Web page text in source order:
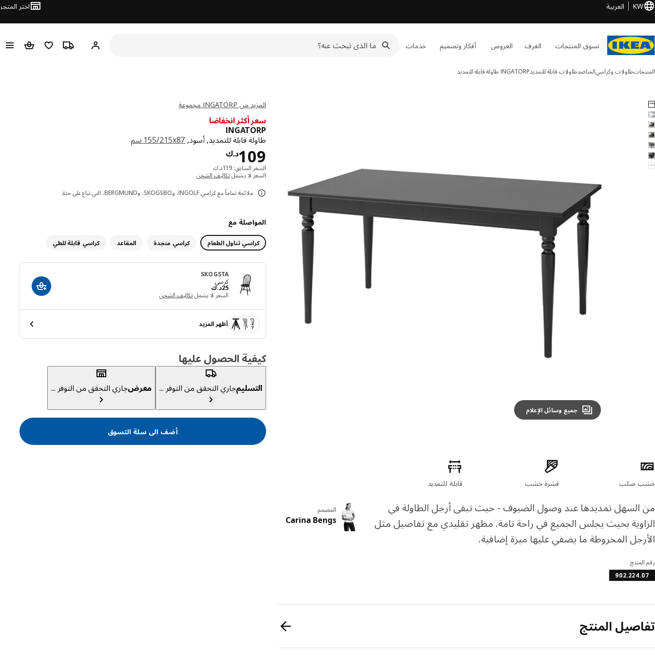
KW العربية اختر المتجر
تسوق المنتجات الغرف العروض أفكار وتصميم خدمات مرحباً! تسجيل الدخول
ترتيب المسارقائمه التسوق
عربة
المنتجاتطاولات وكراسيالمناضدطاولات قابلة للتمديدINGATORP طاولة قابلة للتمديد
7 INGATORP الصور الصور
Image zoomed out, normal view
جميع وسائل الإعلام
المزيد من INGATORP مجموعة
سعر أكثر انخفاضا
INGATORP
طاولة قابلة للتمديد, أسود, ‎155/215x87 سم‏
د.ك109
السعر السابق: ‭119‬د.ك
السعر لا يشمل تكاليف الشحن
ملائمة تماماً مع كراسي INGOLF، وSKOGSBO، وBERGMUND، التي تباع على حدة.
المواصلة مع
كراسي تناول الطعام كراسي منجدة المقاعد كراسي قابلة للطي
SKOGSTA
كرسي
د.ك25
السعر لا يشمل تكاليف الشحن
أضف الى سلة
أظهر المزيد
كيفية الحصول عليها
التسليمجاري التحقق من التوفر ... معرضجاري التحقق من التوفر ...
أضف الى سلة التسوق
خصائص المنتج
خشب صلب قشرة خشب قابلة للتمديد
من السهل تمديدها عند وصول الضيوف - حيث تبقى أرجل الطاولة في
الزاوية بحيث يجلس الجميع في راحة تامة. مظهر تقليدي مع تفاصيل مثل
الأرجل المخروطة ما يضفي عليها ميزة إضافية.
المصمم
Carina Bengs
رقم المنتج
902.224.07
تفاصيل المنتج